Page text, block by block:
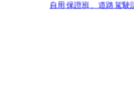
自用保證班、道路駕駛訓練班、自用